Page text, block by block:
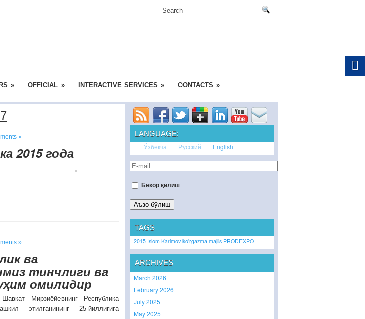
» OFFICIAL » INTERACTIVE SERVICES » CONTACTS »
»
2015 года
»
ва
тинчлиги ва
омилидир
Мирзиёйевнинг Республика
этилганининг 25-йиллигига
LANGUAGE:
Ўзбекча
Русский English
Бекор қилиш
TAGS
2015 Islom Karimov ko'rgazma majlis PRODEXPO
ARCHIVES
March 2026
February 2026
July 2025
May 2025